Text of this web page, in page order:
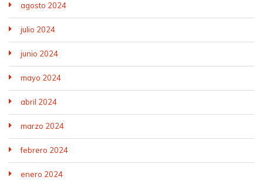
agosto 2024
julio 2024
junio 2024
mayo 2024
abril 2024
marzo 2024
febrero 2024
enero 2024